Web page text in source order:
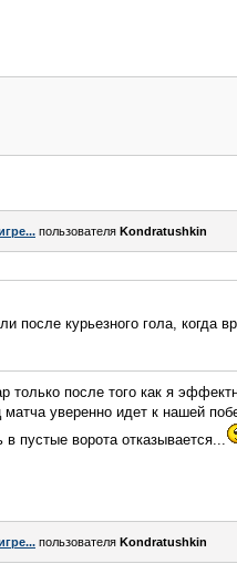
пользователя Kondratushkin
после курьезного гола, когда
после того как я
матча уверенно идет к нашей
пустые ворота отказывается...
пользователя Kondratushkin